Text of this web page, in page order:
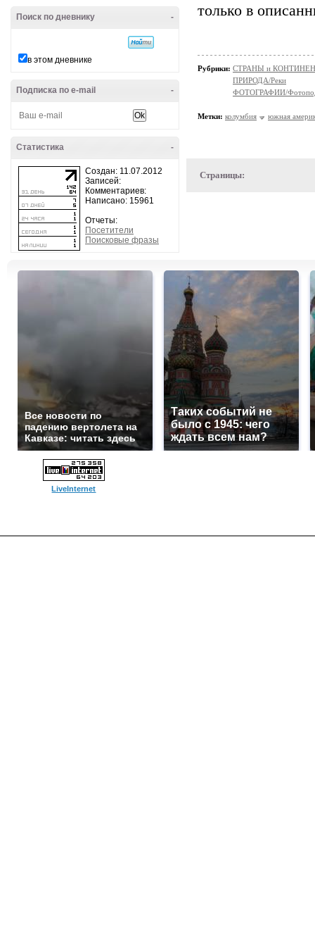
-
Поиск по дневнику
в этом дневнике
-
Подписка по e-mail
-
Статистика
Создан: 11.07.2012
Записей:
Комментариев:
Написано: 15961
Отчеты:
Посетители
Поисковые фразы
только в
Рубрики: СТРАНЫ и
ПРИРОДА/Реки
ФОТОГРАФИИ/
Метки: колумбия южная
Страницы:
Все новости по
падению вертолета на
Кавказе: читать здесь
Таких событий не
было с 1945: чего
ждать всем нам?
LiveInternet